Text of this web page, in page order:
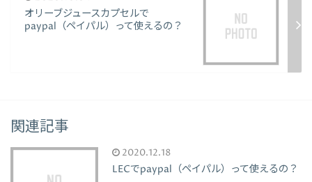
オリーブジュースカプセルで
paypal（ペイパル）って使えるの？
関連記事
2020.12.18
LECでpaypal（ペイパル）って使えるの？